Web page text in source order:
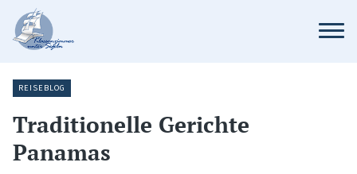
REISEBLOG
Traditionelle Gerichte
Panamas